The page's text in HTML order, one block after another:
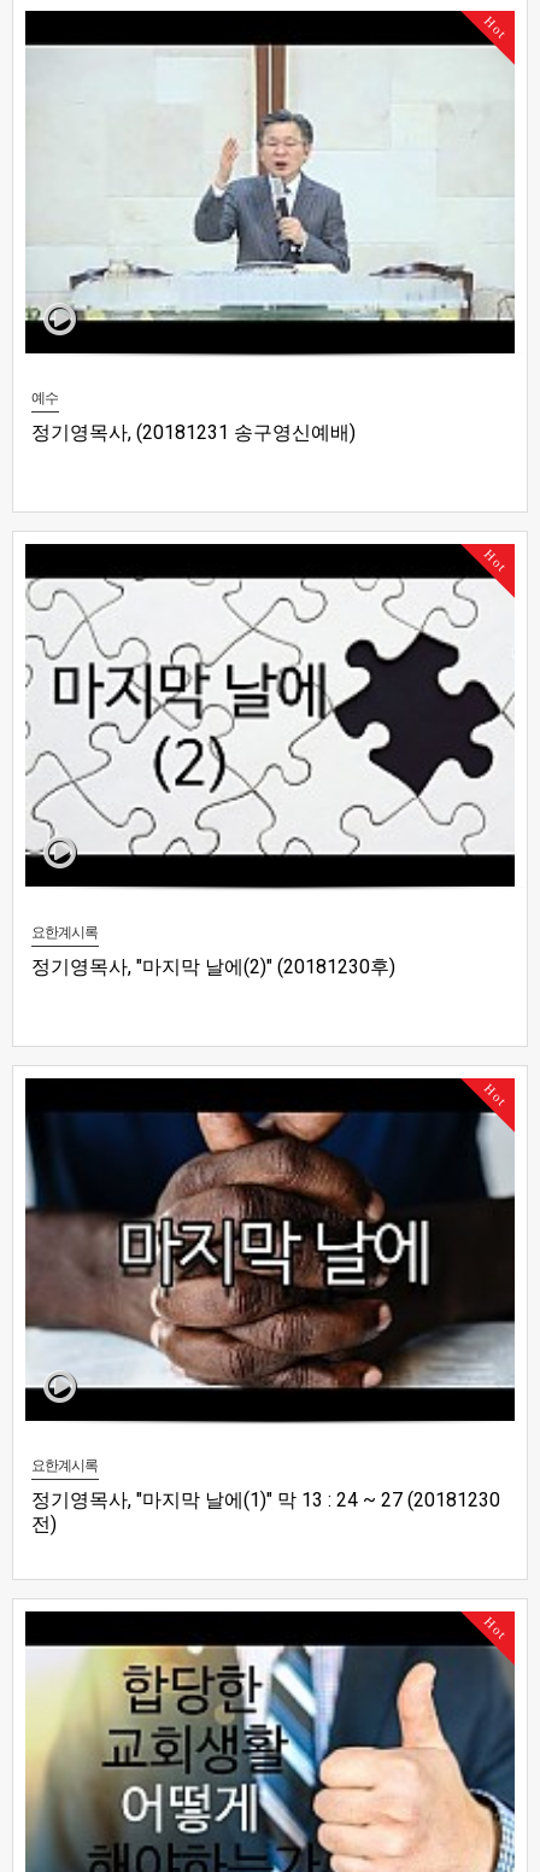
Hot
예수
정기영목사, (20181231 송구영신예배)
Hot
요한계시록
정기영목사, "마지막 날에(2)" (20181230후)
Hot
요한계시록
정기영목사, "마지막 날에(1)" 막 13 : 24 ~ 27 (20181230
전)
Hot